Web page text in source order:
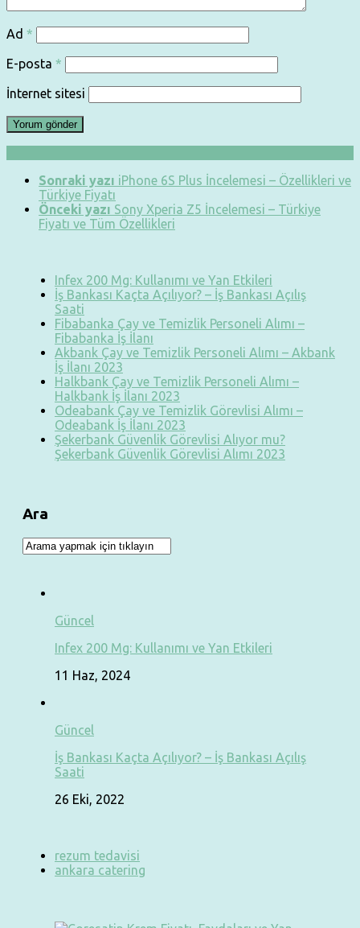
Ad *
E-posta *
İnternet sitesi
Sonraki yazı iPhone 6S Plus İncelemesi – Özellikleri ve
Türkiye Fiyatı
Önceki yazı Sony Xperia Z5 İncelemesi – Türkiye
Fiyatı ve Tüm Özellikleri
Infex 200 Mg: Kullanımı ve Yan Etkileri
İş Bankası Kaçta Açılıyor? – İş Bankası Açılış
Saati
Fibabanka Çay ve Temizlik Personeli Alımı –
Fibabanka İş İlanı
Akbank Çay ve Temizlik Personeli Alımı – Akbank
İş İlanı 2023
Halkbank Çay ve Temizlik Personeli Alımı –
Halkbank İş İlanı 2023
Odeabank Çay ve Temizlik Görevlisi Alımı –
Odeabank İş İlanı 2023
Şekerbank Güvenlik Görevlisi Alıyor mu?
Şekerbank Güvenlik Görevlisi Alımı 2023
Ara
Güncel
Infex 200 Mg: Kullanımı ve Yan Etkileri
11 Haz, 2024
Güncel
İş Bankası Kaçta Açılıyor? – İş Bankası Açılış
Saati
26 Eki, 2022
rezum tedavisi
ankara catering